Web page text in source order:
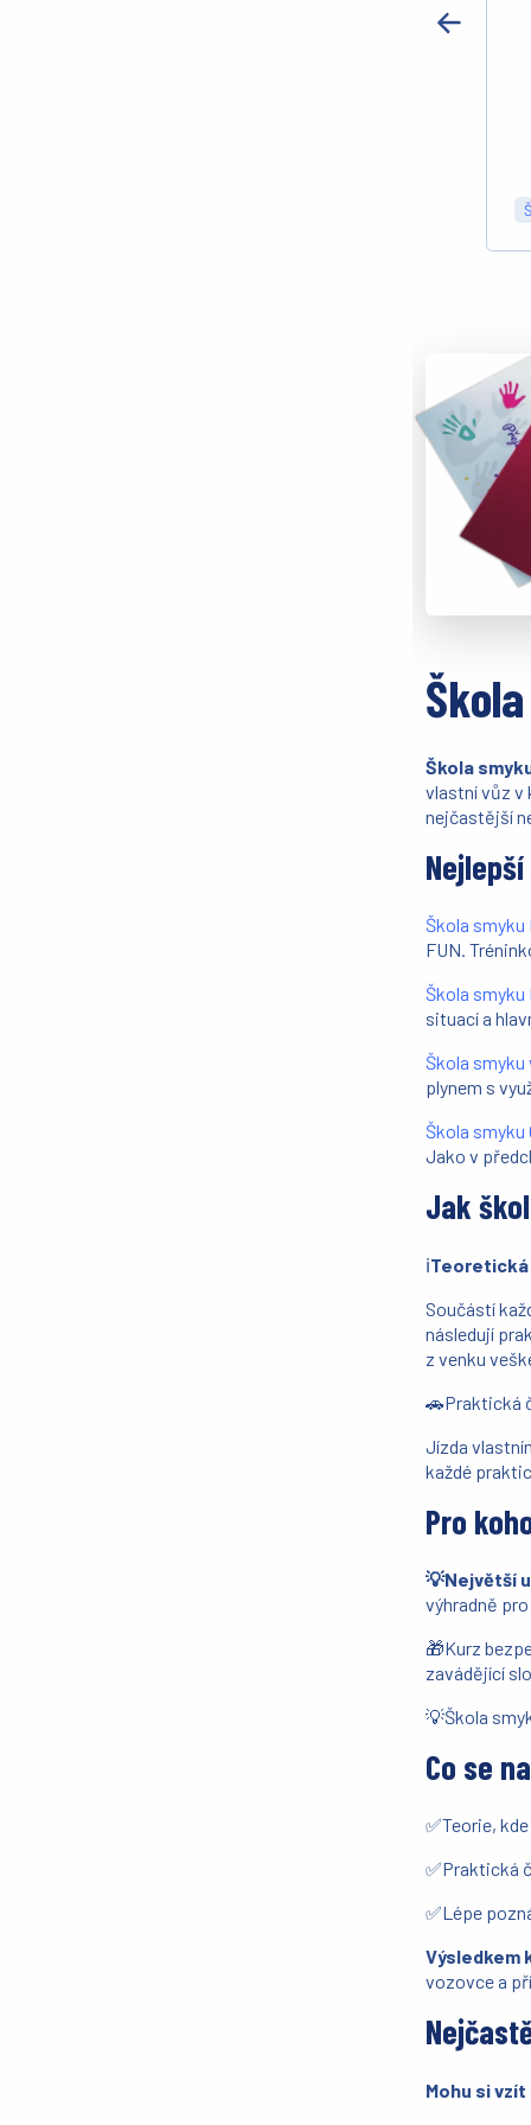
Škola
vlastní vůz v
nejčastější
Škola smyku
FUN.
Škola smyku
situací a
Škola smyku
plynem s
Škola smyku
Jako v
Jak
ℹ️Teoretická
Součástí
následují
z venku
🚗Praktická
Jízda
každé
Pro
💡Největší
výhradně
🎁Kurz
zavádějící
💡Škola
Co se
✅Teorie,
✅Praktická
✅Lépe
Výsledkem
vozovce a
Mohu si